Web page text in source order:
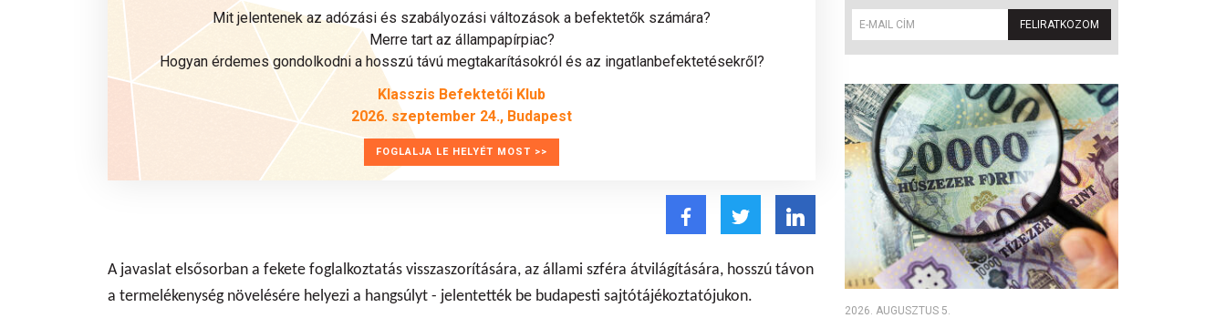
Mit jelentenek az adózási és szabályozási változások a befektetők számára?
Merre tart az állampapírpiac?
Hogyan érdemes gondolkodni a hosszú távú megtakarításokról és az ingatlanbefektetésekről?
Klasszis Befektetői Klub
2026. szeptember 24., Budapest
FOGLALJA LE HELYÉT MOST >>
A javaslat elsősorban a fekete foglalkoztatás visszaszorítására, az állami szféra átvilágítására, hosszú távon
a termelékenység növelésére helyezi a hangsúlyt - jelentették be budapesti sajtótájékoztatójukon.
FELIRATKOZOM
2026. AUGUSZTUS 5.